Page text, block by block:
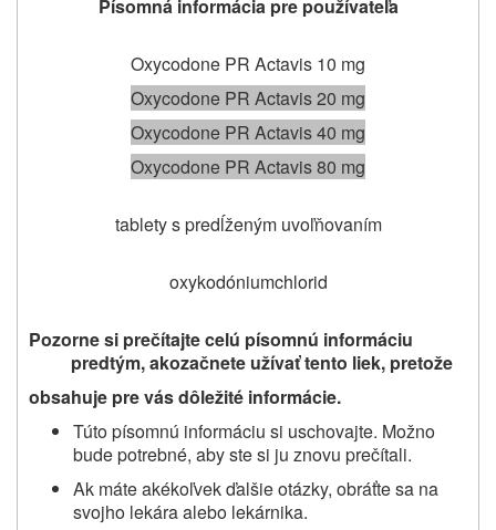
Písomná informácia pre používateľa
Oxycodone PR Actavis 10 mg
Oxycodone PR Actavis 20 mg
Oxycodone PR Actavis 40 mg
Oxycodone PR Actavis 80 mg
tablety s predĺženým uvoľňovaním
oxykodóniumchlorid
Pozorne si prečítajte celú písomnú informáciu
predtým, akozačnete užívať tento liek, pretože
obsahuje pre vás dôležité informácie.
Túto písomnú informáciu si uschovajte. Možno
bude potrebné, aby ste si ju znovu prečítali.
Ak máte akékoľvek ďalšie otázky, obráťte sa na
svojho lekára alebo lekárnika.